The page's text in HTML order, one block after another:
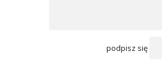
podpisz się